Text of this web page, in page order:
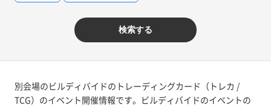
検索する
別会場のビルディバイドのトレーディングカード（トレカ /
TCG）のイベント開催情報です。ビルディバイドのイベントの